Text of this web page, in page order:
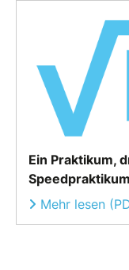
Ein Praktikum,
Mehr lesen